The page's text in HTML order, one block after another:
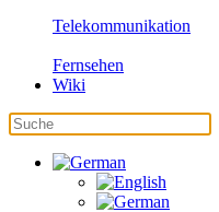
Telekommunikation
Fernsehen
Wiki